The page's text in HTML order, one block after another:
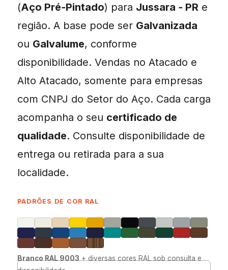
(Aço Pré‑Pintado) para Jussara ‑ PR e
região. A base pode ser Galvanizada
ou Galvalume, conforme
disponibilidade. Vendas no Atacado e
Alto Atacado, somente para empresas
com CNPJ do Setor do Aço. Cada carga
acompanha o seu certificado de
qualidade. Consulte disponibilidade de
entrega ou retirada para a sua
localidade.
PADRÕES DE COR RAL
Branco RAL 9003 + diversas cores RAL sob consulta e